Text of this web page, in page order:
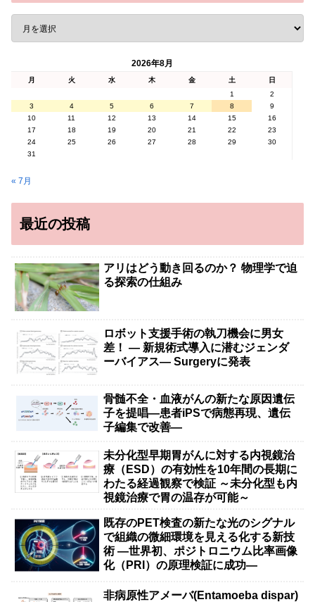
2026年8月
月 火 水 木 金 土
日
1
2
3
4 5 6 7 8
9
10
11 12 13 14 15
16
17
18 19 20 21 22
23
24
25 26 27 28 29
30
31
« 7月
最近の投稿
アリはどう動き回るのか？ 物理学で迫
る探索の仕組み
ロボット支援手術の執刀機会に男女
差！ — 新規術式導入に潜むジェンダ
ーバイアス— Surgeryに発表
骨髄不全・血液がんの新たな原因遺伝
子を提唱―患者iPSで病態再現、遺伝
子編集で改善―
未分化型早期胃がんに対する内視鏡治
療（ESD）の有効性を10年間の長期に
わたる経過観察で検証 ～未分化型も内
視鏡治療で胃の温存が可能～
既存のPET検査の新たな光のシグナル
で組織の微細環境を見える化する新技
術 ―世界初、ポジトロニウム比率画像
化（PRI）の原理検証に成功―
非病原性アメーバ(Entamoeba dispar)